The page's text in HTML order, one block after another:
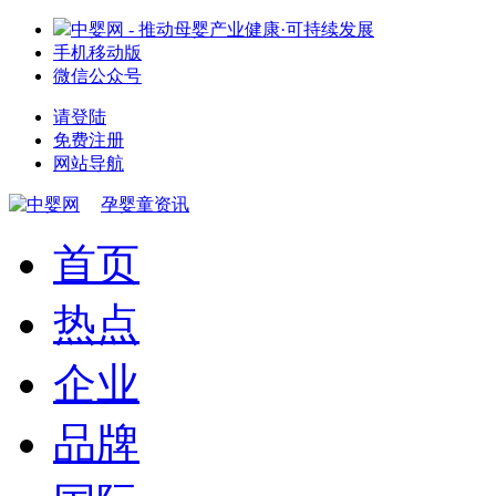
中婴网 - 推动母婴产业健康·可持续发展
手机移动版
微信公众号
请登陆
免费注册
网站导航
孕婴童资讯
首页
热点
企业
品牌